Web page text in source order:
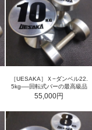
［UESAKA］Ｘ−ダンベル22.
5kg──回転式バーの最高級品
55,000円